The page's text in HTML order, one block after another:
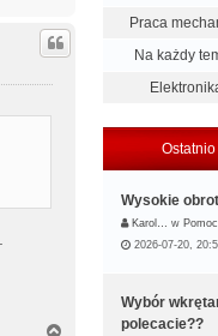
g
r
Praca
Na każdy
Wysokie
Karol… w
2026-07-20,
Wybór
polecacie??